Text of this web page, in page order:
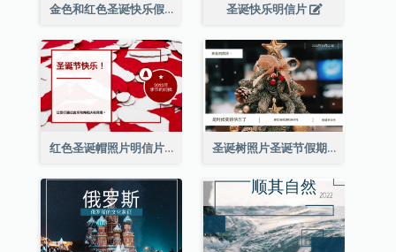
金色和红色圣诞快乐假期明信片 圣诞快乐明信片
红色圣诞帽照片明信片 圣诞树照片圣诞节假期明信片